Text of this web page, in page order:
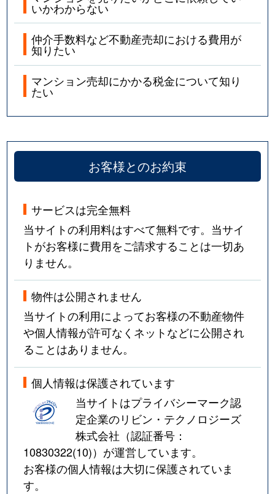
いかわからない
仲介手数料など不動産売却における費用が
知りたい
マンション売却にかかる税金について知り
たい
お客様とのお約束
サービスは完全無料
当サイトの利用料はすべて無料です。当サイ
トがお客様に費用をご請求することは一切あ
りません。
物件は公開されません
当サイトの利用によってお客様の不動産物件
や個人情報が許可なくネットなどに公開され
ることはありません。
個人情報は保護されています
当サイトはプライバシーマーク認
定企業のリビン・テクノロジーズ
株式会社（認証番号：
10830322(10)）が運営しています。
お客様の個人情報は大切に保護されていま
す。